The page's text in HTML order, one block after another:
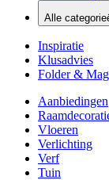
Alle
Inspiratie
Klusadvies
Folder &
Aanbiedingen
Vloeren
Verlichting
Verf
Tuin